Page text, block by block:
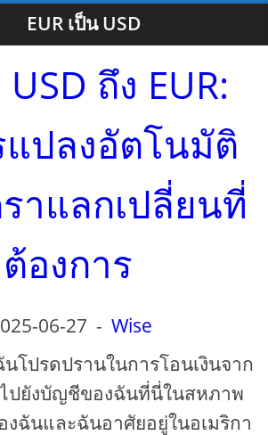
EUR เป็น USD
ถึง EUR:
ปลงอัตโนมัติ
าแลกเปลี่ยนที่
ต้องการ
06-27 - Wise
โปรดปรานในการโอนเงินจาก
ปยังบัญชีของฉันที่นี่ในสหภาพ
งฉันและฉันอาศัยอยู่ในอเมริกา